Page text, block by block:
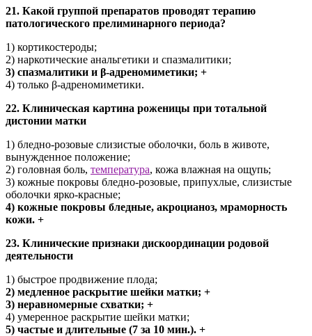
21. Какой группой препаратов проводят терапию
патологического прелиминарного периода?
1) кортикостероды;
2) наркотические анальгетики и спазмалитики;
3) спазмалитики и β-адреномиметики; +
4) только β-адреномиметики.
22. Клиническая картина роженицы при тотальной
дистонии матки
1) бледно-розовые слизистые оболочки, боль в животе,
вынужденное положение;
2) головная боль, температура, кожа влажная на ощупь;
3) кожные покровы бледно-розовые, припухлые, слизистые
оболочки ярко-красные;
4) кожные покровы бледные, акроцианоз, мраморность
кожи. +
23. Клинические признаки дискоординации родовой
деятельности
1) быстрое продвижение плода;
2) медленное раскрытие шейки матки; +
3) неравномерные схватки; +
4) умеренное раскрытие шейки матки;
5) частые и длительные (7 за 10 мин.). +